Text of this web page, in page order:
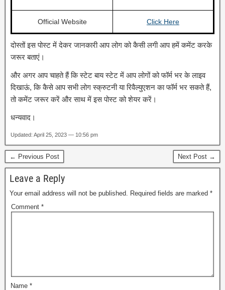
Official Website Click Here
दोस्तों इस पोस्ट में देकर जानकारी आप लोग को कैसी लगी आप हमें कमेंट करके
जरूर बताएं।
और अगर आप चाहते हैं कि स्टेट बाय स्टेट में आप लोगों को फॉर्म भर के लाइव
दिखाऊं, कि कैसे आप सभी लोग स्क्रुटनी या रिवैल्युएशन का फॉर्म भर सकते हैं,
तो कमेंट जरूर करें और साथ में इस पोस्ट को शेयर करें।
धन्यवाद।
Updated: April 25, 2023 — 10:56 pm
← Previous Post Next Post →
Leave a Reply
Your email address will not be published. Required fields are marked *
Comment *
Name *